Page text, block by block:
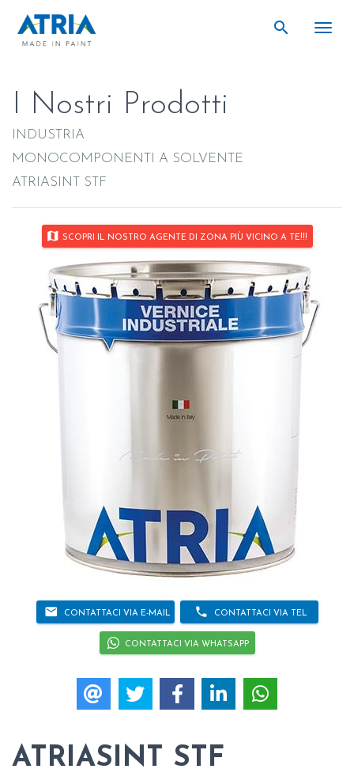
search
I Nostri Prodotti
INDUSTRIA
MONOCOMPONENTI A SOLVENTE
ATRIASINT STF
map SCOPRI IL NOSTRO AGENTE DI ZONA PIÙ VICINO A TE!!!
email CONTATTACI VIA E-MAIL phone CONTATTACI VIA TEL
CONTATTACI VIA WHATSAPP
ATRIASINT STF